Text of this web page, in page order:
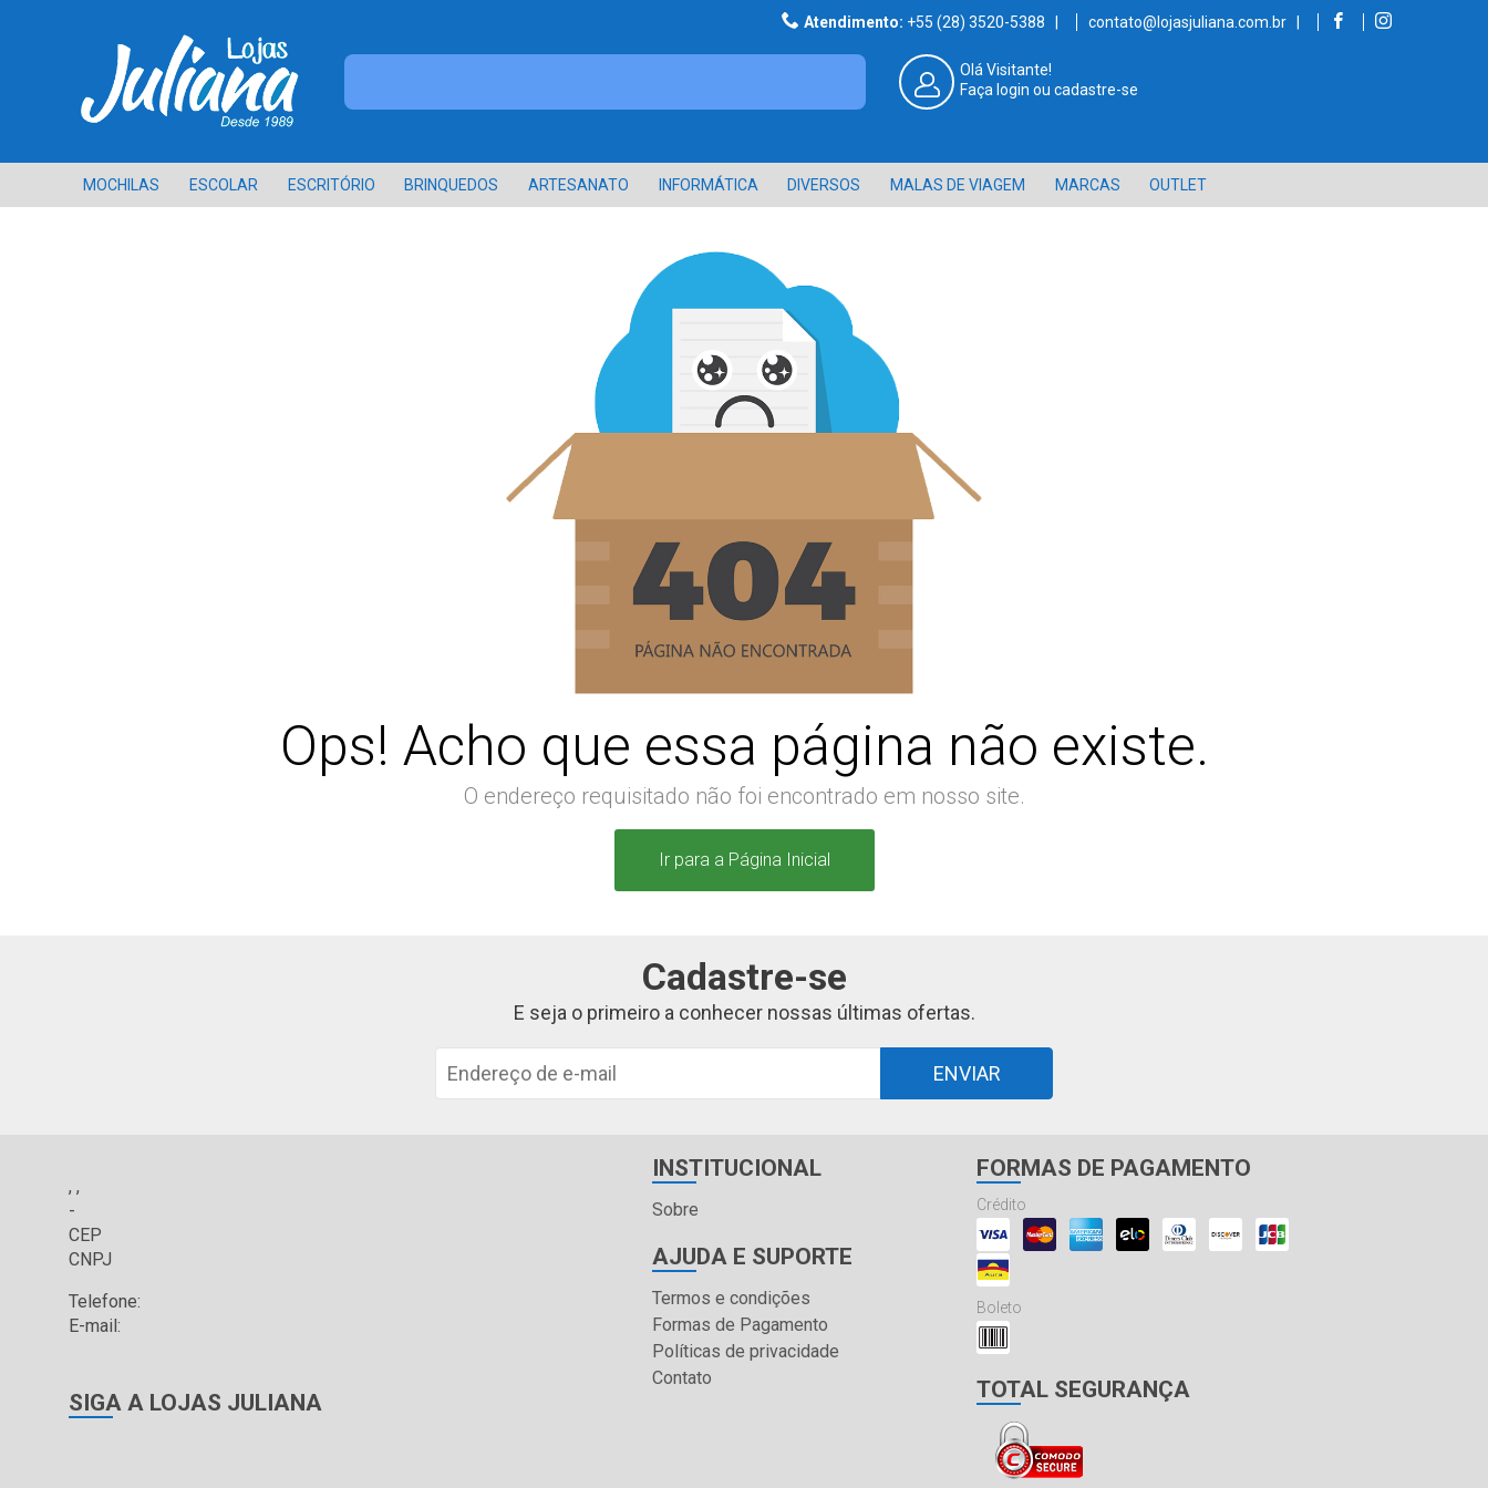
Atendimento: +55 (28) 3520-5388 | contato@lojasjuliana.com.br |
Olá Visitante!
Faça login ou cadastre-se
MOCHILAS ESCOLAR ESCRITÓRIO BRINQUEDOS ARTESANATO INFORMÁTICA DIVERSOS MALAS DE VIAGEM MARCAS OUTLET
Ops! Acho que essa página não existe.
O endereço requisitado não foi encontrado em nosso site.
Ir para a Página Inicial
Cadastre-se
E seja o primeiro a conhecer nossas últimas ofertas.
ENVIAR
, ,
-
CEP
CNPJ
Telefone:
E-mail:
SIGA A LOJAS JULIANA
INSTITUCIONAL
Sobre
AJUDA E SUPORTE
Termos e condições
Formas de Pagamento
Políticas de privacidade
Contato
FORMAS DE PAGAMENTO
Crédito
Boleto
TOTAL SEGURANÇA